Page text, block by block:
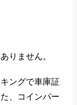
りません。
ングで車庫証
、コインパー